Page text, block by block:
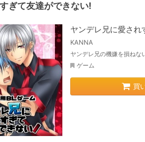
ぎて友達ができない!
ヤンデレ兄に愛され
KANNA
ヤンデレ兄の機嫌を損ねな
ゲーム
買